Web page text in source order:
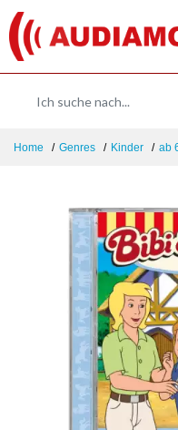
Home Genres Kinder ab